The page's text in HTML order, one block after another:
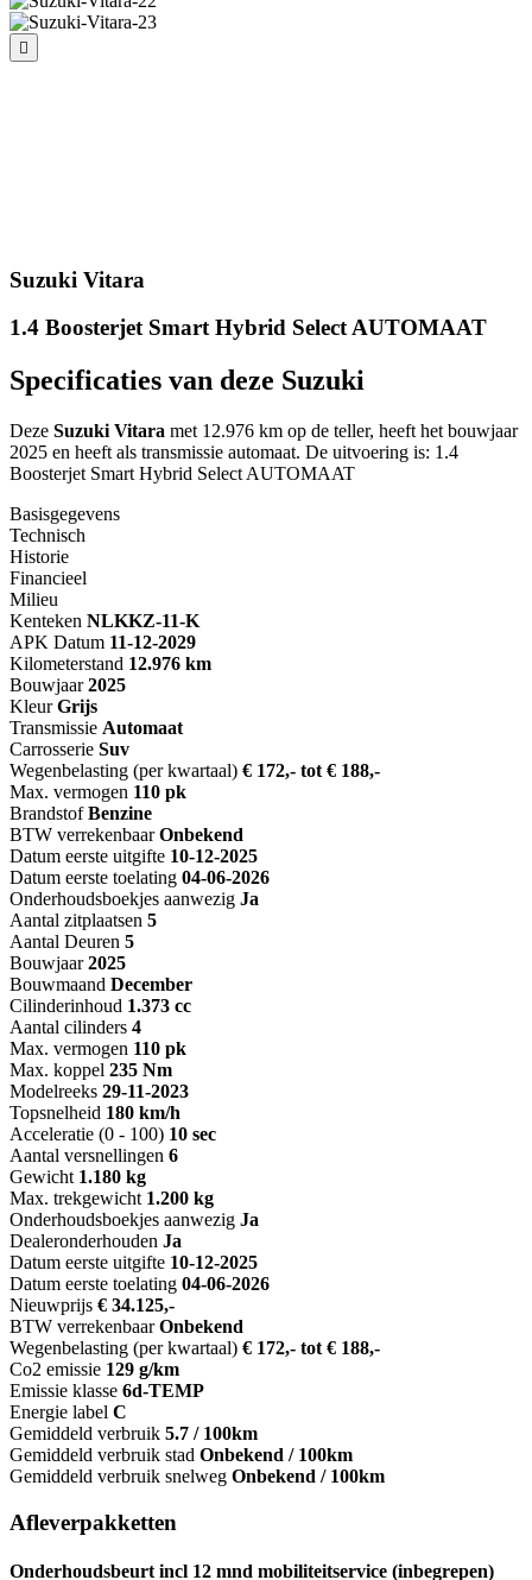
Suzuki Vitara
1.4 Boosterjet Smart Hybrid Select AUTOMAAT
Specificaties van deze Suzuki
Deze Suzuki Vitara met 12.976 km op de teller, heeft het bouwjaar
2025 en heeft als transmissie automaat. De uitvoering is: 1.4
Boosterjet Smart Hybrid Select AUTOMAAT
Basisgegevens
Technisch
Historie
Financieel
Milieu
Kenteken NLKKZ-11-K
APK Datum 11-12-2029
Kilometerstand 12.976 km
Bouwjaar 2025
Kleur Grijs
Transmissie Automaat
Carrosserie Suv
Wegenbelasting (per kwartaal) € 172,- tot € 188,-
Max. vermogen 110 pk
Brandstof Benzine
BTW verrekenbaar Onbekend
Datum eerste uitgifte 10-12-2025
Datum eerste toelating 04-06-2026
Onderhoudsboekjes aanwezig Ja
Aantal zitplaatsen 5
Aantal Deuren 5
Bouwjaar 2025
Bouwmaand December
Cilinderinhoud 1.373 cc
Aantal cilinders 4
Max. vermogen 110 pk
Max. koppel 235 Nm
Modelreeks 29-11-2023
Topsnelheid 180 km/h
Acceleratie (0 - 100) 10 sec
Aantal versnellingen 6
Gewicht 1.180 kg
Max. trekgewicht 1.200 kg
Onderhoudsboekjes aanwezig Ja
Dealeronderhouden Ja
Datum eerste uitgifte 10-12-2025
Datum eerste toelating 04-06-2026
Nieuwprijs € 34.125,-
BTW verrekenbaar Onbekend
Wegenbelasting (per kwartaal) € 172,- tot € 188,-
Co2 emissie 129 g/km
Emissie klasse 6d-TEMP
Energie label C
Gemiddeld verbruik 5.7 / 100km
Gemiddeld verbruik stad Onbekend / 100km
Gemiddeld verbruik snelweg Onbekend / 100km
Afleverpakketten
Onderhoudsbeurt incl 12 mnd mobiliteitservice (inbegrepen)